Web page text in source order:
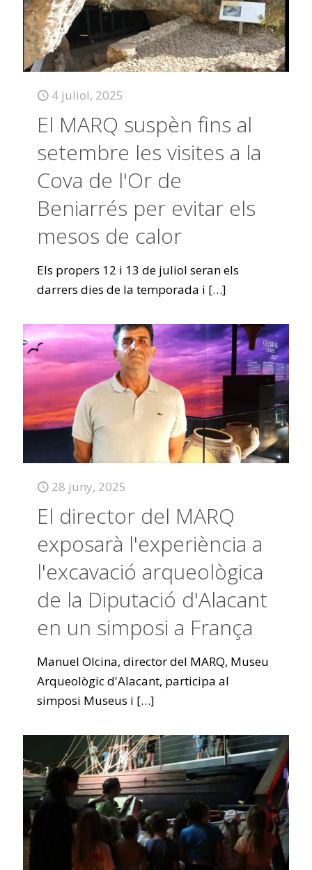
4 juliol, 2025
El MARQ suspèn fins al
setembre les visites a la
Cova de l'Or de
Beniarrés per evitar els
mesos de calor
Els propers 12 i 13 de juliol seran els
darrers dies de la temporada i […]
28 juny, 2025
El director del MARQ
exposarà l'experiència a
l'excavació arqueològica
de la Diputació d'Alacant
en un simposi a França
Manuel Olcina, director del MARQ, Museu
Arqueològic d'Alacant, participa al
simposi Museus i […]